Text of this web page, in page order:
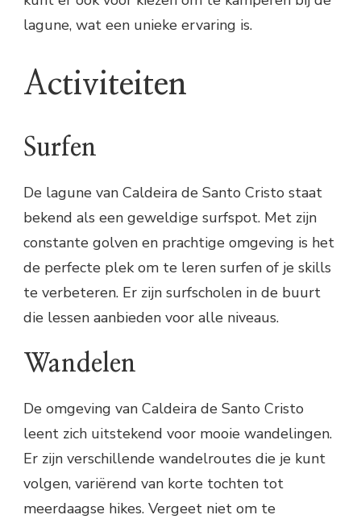
lagune, wat een unieke ervaring is.
Activiteiten
Surfen
De lagune van Caldeira de Santo Cristo staat
bekend als een geweldige surfspot. Met zijn
constante golven en prachtige omgeving is het
de perfecte plek om te leren surfen of je skills
te verbeteren. Er zijn surfscholen in de buurt
die lessen aanbieden voor alle niveaus.
Wandelen
De omgeving van Caldeira de Santo Cristo
leent zich uitstekend voor mooie wandelingen.
Er zijn verschillende wandelroutes die je kunt
volgen, variërend van korte tochten tot
meerdaagse hikes. Vergeet niet om te